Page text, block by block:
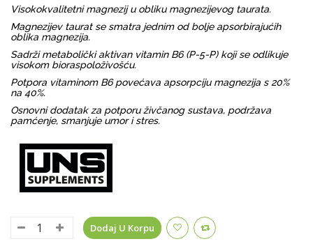
Visokokvalitetni magnezij u obliku magnezijevog taurata.
Magnezijev taurat se smatra jednim od bolje apsorbirajućih
oblika magnezija.
Sadrži metabolički aktivan vitamin B6 (P-5-P) koji se odlikuje
visokom bioraspoloživošću.
Potpora vitaminom B6 povećava apsorpciju magnezija s 20%
na 40%.
Osnovni dodatak za potporu živčanog sustava, podržava
pamćenje, smanjuje umor i stres.
Dodaj U Korpu